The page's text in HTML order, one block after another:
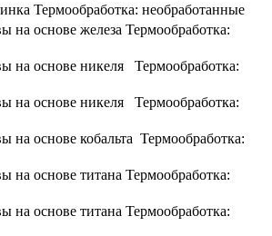
Термообработка: необработанные
на основе железа Термообработка:
на основе никеля​ ​ ​ Термообработка:
на основе никеля​ ​ ​ Термообработка:
на основе кобальта ​ Термообработка:
на основе титана Термообработка:
на основе титана Термообработка: